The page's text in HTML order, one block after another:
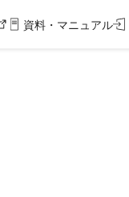
資料・マニュアル